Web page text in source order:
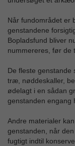
Når fundområdet er
genstandene
Bopladsfund bliver
nummereres, før de
De fleste genstande
træ, nøddeskaller,
ødelagt i en sådan
genstanden engang
Andre materialer
genstanden, når
fugtigt indtil